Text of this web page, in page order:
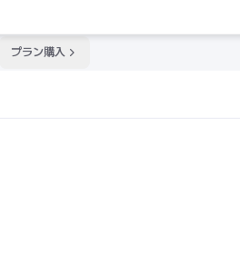
プラン購入